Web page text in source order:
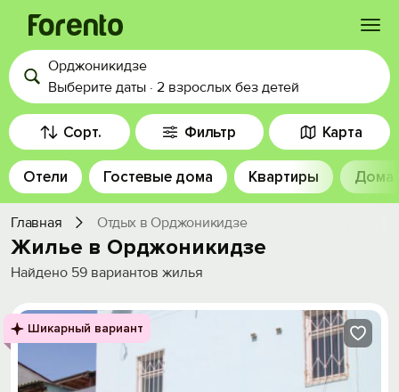
Войти
Избранное
История просмотра
Добавить свой объект
Орджоникидзе
Выберите даты · 2 взрослых без детей
Сорт. Фильтр Карта
Отели Гостевые дома Квартиры Дома
Главная Отдых в Орджоникидзе
Жилье в Орджоникидзе
Найдено 59 вариантов жилья
Шикарный вариант